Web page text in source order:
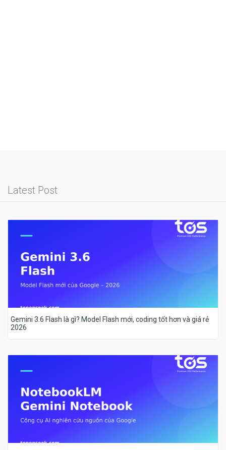
Latest Post
Gemini 3.6 Flash là gì? Model Flash mới, coding tốt hơn và giá rẻ
2026